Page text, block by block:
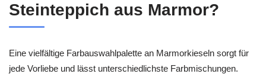
Steinteppich aus Marmor?
Eine vielfältige Farbauswahlpalette an Marmorkieseln sorgt für
jede Vorliebe und lässt unterschiedlichste Farbmischungen.